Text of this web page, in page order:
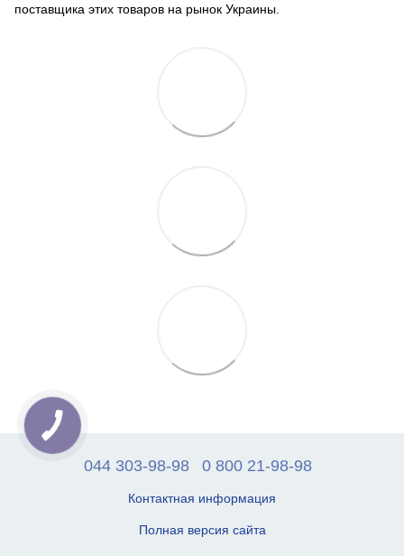
поставщика этих товаров на рынок Украины.
044 303-98-98 0 800 21-98-98
Контактная информация
Полная версия сайта